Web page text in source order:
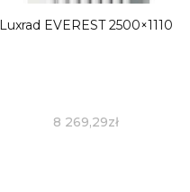
Luxrad EVEREST 2500×1110
8 269,29zł